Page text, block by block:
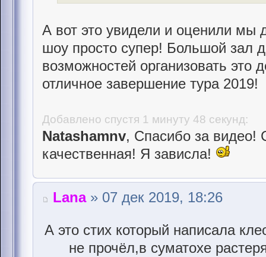
А вот это увидели и оценили мы
шоу просто супер! Большой зал
возможностей организовать это
отличное завершение тура 2019!
Добавлено спустя 1 минуту 48 секунд:
Natashamnv, Спасибо за видео!
качественная! Я зависла!
Lana» 07 дек 2019, 18:26
А это стих который написала
не прочёл,в суматохе